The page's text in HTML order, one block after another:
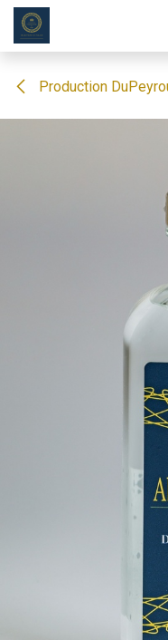
Se rendre au contenu
Production